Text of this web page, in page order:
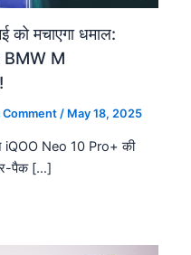
मचाएगा धमाल:
BMW M
Comment / May 18, 2025
iQOO Neo 10 Pro+ की
पैक […]